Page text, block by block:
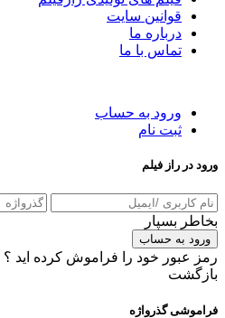
قوانین سایت
درباره ما
تماس با ما
ورود به حساب
ثبت نام
ورود در راز فیلم
بخاطر بسپار
ورود به حساب
رمز عبور خود را فراموش کرده اید ؟
بازگشت
فراموشی گذرواژه